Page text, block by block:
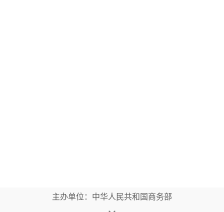
主办单位：中华人民共和国商务部